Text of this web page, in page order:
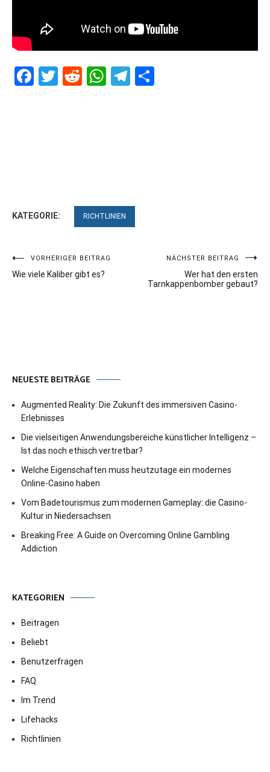
Facebook
Twitter
RedditWhatsApp
Telegram
KATEGORIE: RICHTLINIEN
Beitragsnavigation
VORHERIGER BEITRAG
Wie viele Kaliber gibt es?
NÄCHSTER BEITRAG
Wer hat den ersten
Tarnkappenbomber gebaut?
NEUESTE BEITRÄGE
Augmented Reality: Die Zukunft des immersiven Casino-
Erlebnisses
Die vielseitigen Anwendungsbereiche künstlicher Intelligenz –
Ist das noch ethisch vertretbar?
Welche Eigenschaften muss heutzutage ein modernes
Online-Casino haben
Vom Badetourismus zum modernen Gameplay: die Casino-
Kultur in Niedersachsen
Breaking Free: A Guide on Overcoming Online Gambling
Addiction
KATEGORIEN
Beitragen
Beliebt
Benutzerfragen
FAQ
Im Trend
Lifehacks
Richtlinien